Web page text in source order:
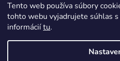
Tento web používa súbory
tohto webu vyjadrujete súhlas s
informáciítu.
Facebook